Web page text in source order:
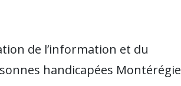
de l’information et du
handicapées Montérégie